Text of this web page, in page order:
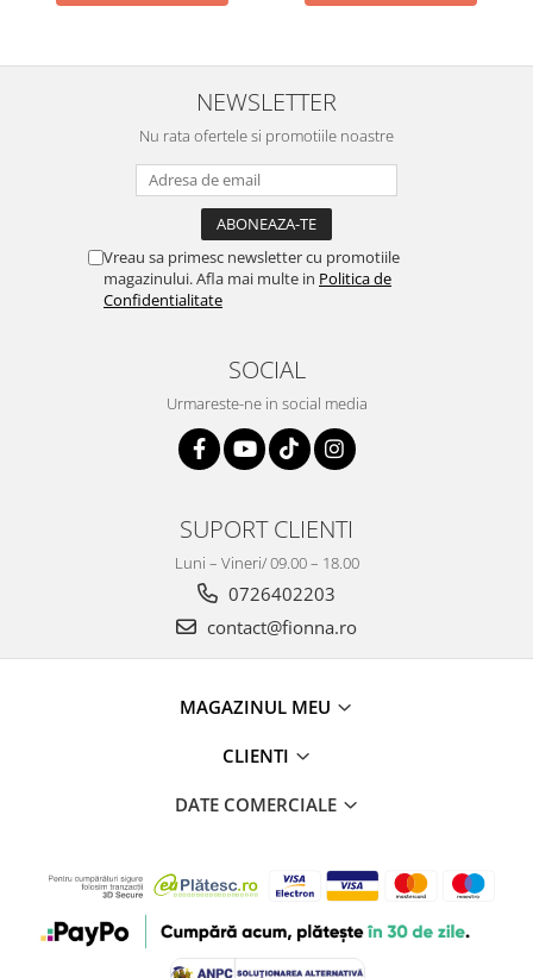
NEWSLETTER
Nu rata ofertele si promotiile noastre
Vreau sa primesc newsletter cu promotiile
magazinului. Afla mai multe in Politica de
Confidentialitate
SOCIAL
Urmareste-ne in social media
SUPORT CLIENTI
Luni – Vineri/ 09.00 – 18.00
0726402203
contact@fionna.ro
MAGAZINUL MEU
CLIENTI
DATE COMERCIALE